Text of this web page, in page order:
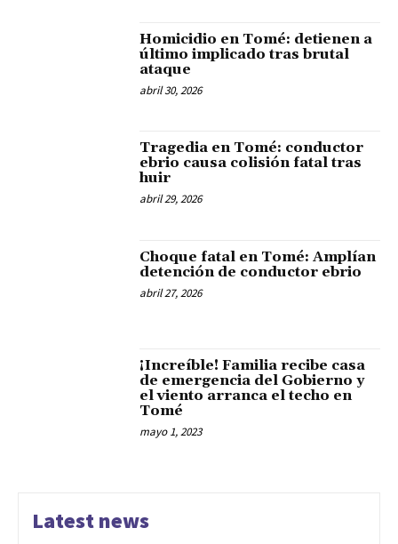
Homicidio en Tomé: detienen a
último implicado tras brutal
ataque
abril 30, 2026
Tragedia en Tomé: conductor
ebrio causa colisión fatal tras
huir
abril 29, 2026
Choque fatal en Tomé: Amplían
detención de conductor ebrio
abril 27, 2026
¡Increíble! Familia recibe casa
de emergencia del Gobierno y
el viento arranca el techo en
Tomé
mayo 1, 2023
Latest news